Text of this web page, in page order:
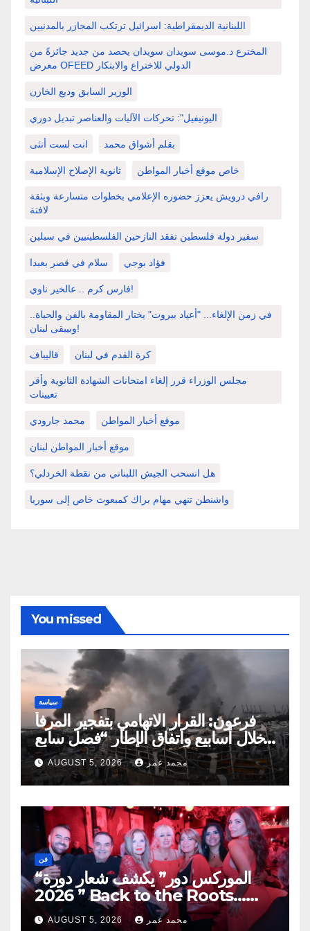
اللبنانية الديمقراطية: اسرائيل ترتكب المجازر بالمدنيين
المخترع د.موسى سويدان سويدان يحصد من جديد جائزةً من
معرض OFEED الدولي للاختراع والابتكار
الوزير السابق وديع الخازن
اليونيفيل": تحركات الآليات والعناصر تبديل دوري
انت لست أنثى بقلم أشواق محمد
ثانوية الإصلاح الإسلامية خاص موقع أخبار المواطن
رافي درويش يعزز حضوره الإعلامي بخطوات متسارعة وبثقة
لافتة
سفير دولة فلسطين تفقد النازحين الفلسطينيين في سبلين
سلام في قصر بعبدا فؤاد بوجي
فارس كرم .. عالخير ناوي!
في زمن الإلغاء... "أعياد بيروت" يختار المقاومة بالفن والحياة..
وبيبقى لبنان!
قاليباف كرة القدم في لبنان
مجلس الوزراء قرر إلغاء امتحانات الشهادة الثانوية وأقر
تعيينات
محمد جارودي موقع أخبار المواطن
موقع أخبار المواطن لبنان
هل انسحب الجيش اللبناني من نقطة الخردلي؟
واشنطن تنهي مهام براك كمبعوث خاص إلى سوريا
You missed
سياسة
فرعون: القرار الاتهامي بتفجير المرفأ
خلال أسابيع واتفاق الإطار “فصل سابع
ونصف”
AUGUST 5, 2026 محمد عمر
فن
“الموركس دور” يكشف شعار دورة
2026 ” Back to the Roots…
Eye on the Future “
AUGUST 5, 2026 محمد عمر